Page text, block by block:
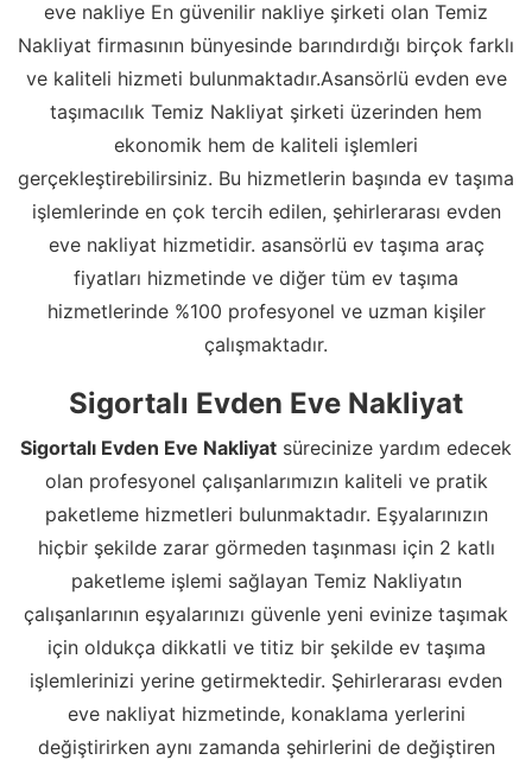
eve nakliye En güvenilir nakliye şirketi olan Temiz
Nakliyat firmasının bünyesinde barındırdığı birçok farklı
ve kaliteli hizmeti bulunmaktadır.Asansörlü evden eve
taşımacılık Temiz Nakliyat şirketi üzerinden hem
ekonomik hem de kaliteli işlemleri
gerçekleştirebilirsiniz. Bu hizmetlerin başında ev taşıma
işlemlerinde en çok tercih edilen, şehirlerarası evden
eve nakliyat hizmetidir. asansörlü ev taşıma araç
fiyatları hizmetinde ve diğer tüm ev taşıma
hizmetlerinde %100 profesyonel ve uzman kişiler
çalışmaktadır.
Sigortalı Evden Eve Nakliyat
Sigortalı Evden Eve Nakliyat sürecinize yardım edecek
olan profesyonel çalışanlarımızın kaliteli ve pratik
paketleme hizmetleri bulunmaktadır. Eşyalarınızın
hiçbir şekilde zarar görmeden taşınması için 2 katlı
paketleme işlemi sağlayan Temiz Nakliyatın
çalışanlarının eşyalarınızı güvenle yeni evinize taşımak
için oldukça dikkatli ve titiz bir şekilde ev taşıma
işlemlerinizi yerine getirmektedir. Şehirlerarası evden
eve nakliyat hizmetinde, konaklama yerlerini
değiştirirken aynı zamanda şehirlerini de değiştiren